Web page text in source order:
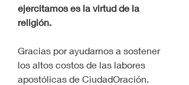
ejercitamos es la virtud de la
religión.
Gracias por ayudarnos a sostener
los altos costos de las labores
apostólicas de CiudadOración.